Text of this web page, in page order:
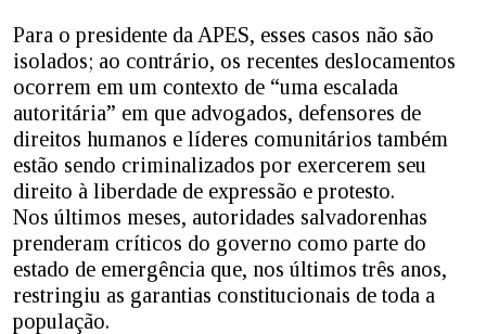
Para o presidente da APES, esses casos não são
isolados; ao contrário, os recentes deslocamentos
ocorrem em um contexto de “uma escalada
autoritária” em que advogados, defensores de
direitos humanos e líderes comunitários também
estão sendo criminalizados por exercerem seu
direito à liberdade de expressão e protesto.
Nos últimos meses, autoridades salvadorenhas
prenderam críticos do governo como parte do
estado de emergência que, nos últimos três anos,
restringiu as garantias constitucionais de toda a
população.